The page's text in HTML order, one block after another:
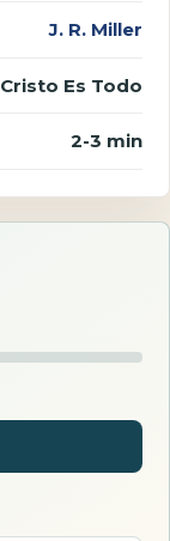
J. R. Miller
Cristo Es Todo
2-3 min